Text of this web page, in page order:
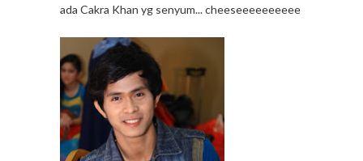
ada Cakra Khan yg senyum... cheeseeeeeeeeee